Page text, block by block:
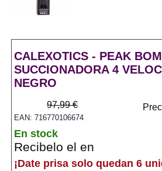
CALEXOTICS - PEAK
SUCCIONADORA 4
NEGRO
97,99 €
EAN: 716770106674
En stock
Recibelo el en
¡Date prisa solo quedan 6